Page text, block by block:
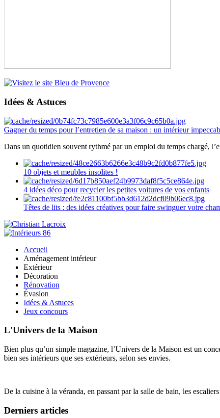
Idées & Astuces
Gagner du temps pour l’entretien de sa maison : un intérieur
Dans un quotidien souvent rythmé par un emploi du temps chargé,
10 objets et meubles insolites !
4 idées déco pour recycler les petites voitures de vos enfants
Têtes de lits : des idées créatives pour faire swinguer votre
Accueil
Aménagement intérieur
Extérieur
Décoration
Rénovation
Évasion
Idées & Astuces
Jeux concours
L'Univers de la Maison
Bien plus qu’un simple magazine, l’Univers de la Maison est un
bien ses intérieurs que ses extérieurs, selon ses envies.
De la cuisine à la véranda, en passant par la salle de bain, les
Derniers articles